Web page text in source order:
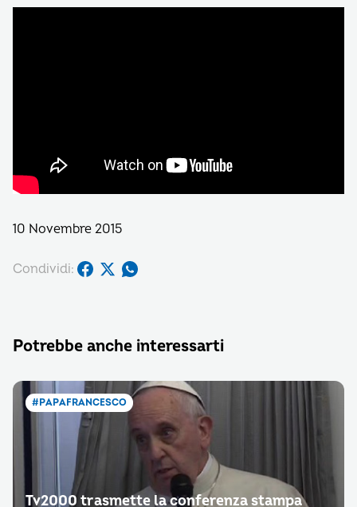
10 Novembre 2015
Condividi:
Potrebbe anche interessarti
#PAPAFRANCESCO
Tv2000 trasmette la conferenza stampa